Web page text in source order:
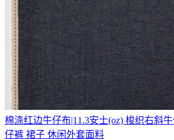
棉涤红边牛仔布|11.3安士(oz) 梭织右斜
仔裤 裙子 休闲外套面料